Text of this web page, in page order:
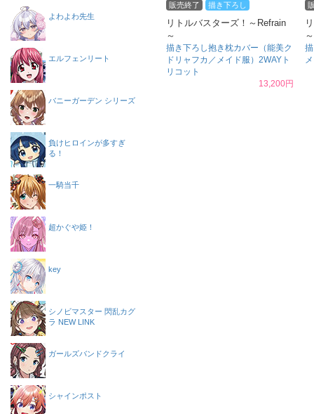
販売終了 描き下ろし
リトルバスターズ！～Refrain
～
描き下ろし抱き枕カバー（能美ク
ドリャフカ／メイド服）2WAYト
リコット
13,200円
～
よわよわ先生
エルフェンリート
バニーガーデン シリーズ
負けヒロインが多すぎ
る！
一騎当千
超かぐや姫！
key
シノビマスター 閃乱カグ
ラ NEW LINK
ガールズバンドクライ
シャインポスト